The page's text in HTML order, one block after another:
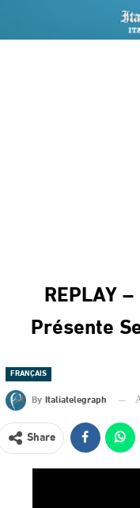
REPLAY
Présente
FRANÇAIS
By Italiatelegraph
Share